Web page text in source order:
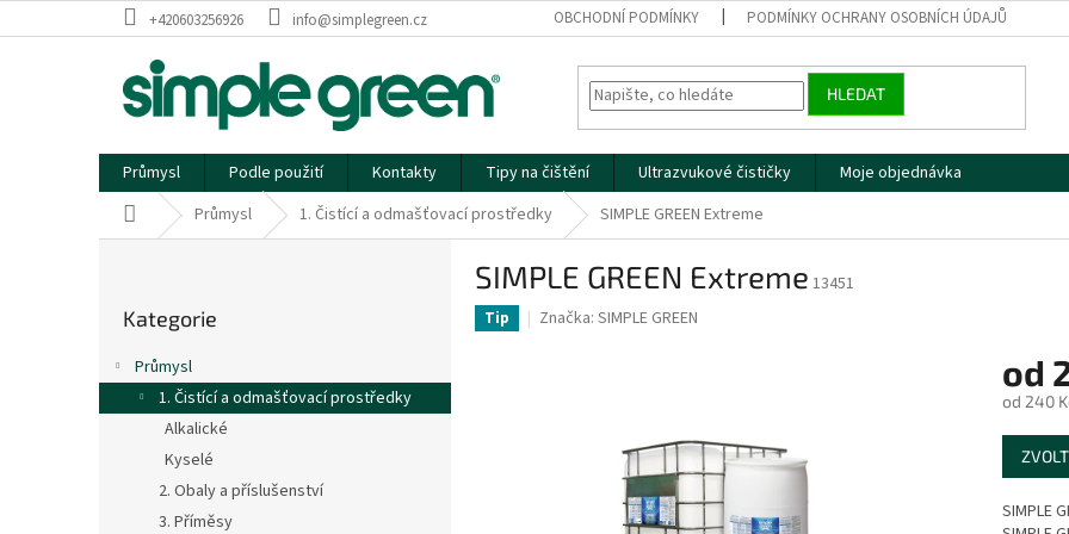
na
+420603256926 info@simplegreen.cz OBCHODNÍ PODMÍNKY PODMÍNKY OCHRANY OSOBNÍCH ÚDAJŮ
HLEDAT
Průmysl Podle použití Kontakty Tipy na čištění Ultrazvukové čističky
Moje objednávka
Domů Průmysl 1. Čistící a odmašťovací prostředky SIMPLE GREEN Extreme
a
n
kategorie
Kategorie
Průmysl
1. Čistící a odmašťovací prostředky
Alkalické
Kyselé
2. Obaly a příslušenství
3. Příměsy
SIMPLE GREEN Extreme 13451
Tip Značka: SIMPLE GREEN
od
od 240
Měrná
cena:
SIMPLE